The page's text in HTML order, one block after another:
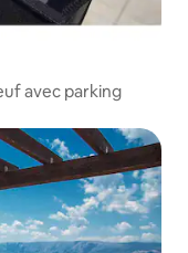
avec parking